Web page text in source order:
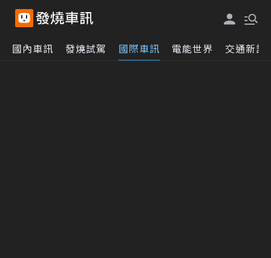
國內車訊 發燒試駕 國際車訊 電能世界 交通新訊